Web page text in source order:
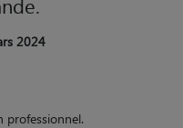
2024
professionnel.